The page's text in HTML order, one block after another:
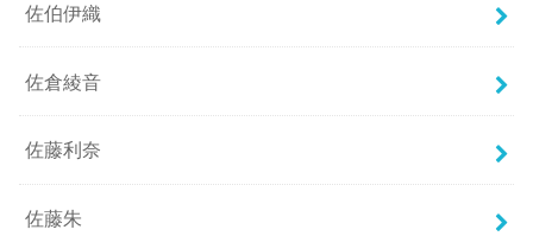
佐伯伊織
佐倉綾音
佐藤利奈
佐藤朱